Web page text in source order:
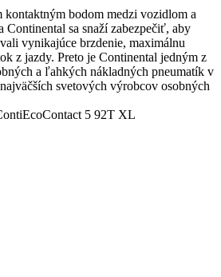
kontaktným bodom medzi vozidlom a
sa snaží zabezpečiť, aby
vynikajúce brzdenie, maximálnu
z jazdy. Preto je Continental jedným z
a ľahkých nákladných pneumatík v
svetových výrobcov osobných
5 92T XL